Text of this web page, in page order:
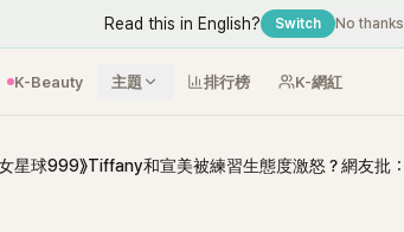
Read this in English? Switch No thanks
K-Beauty 主題 排行榜 K-網紅